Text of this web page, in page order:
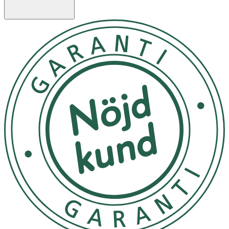
på en underaktiv sköldkörtel.
Vid positivt testresultat – Boka tid hos läkare och berätta
att du fått ett positivt svar vid ett självtest för TSH. För att
fastställa diagnos och ta beslut om behandling behöver
fler prover tas inom vården.
Användning
1) Tvätta händerna med tvål och skölj med klart varmt
vatten.
2) Se till att påsen är rumstempererad innan du öppnar
den. Öppna foliepåsen och ta ut kassetten.
3) Dra försiktigt av och kasta bort lansettens frigjorda
lock.
4) Använd den medföljande alkoholkudden för att
rengöra fingertoppen på långfingret eller